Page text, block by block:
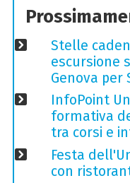
Stelle
escursione
Genova per
InfoPoint
formativa
tra corsi e
Festa
con